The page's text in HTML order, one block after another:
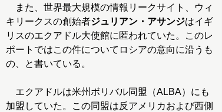
また、世界最大規模の情報リークサイト、ウィ
キリークスの創始者ジュリアン・アサンジはイギ
リスのエクアドル大使館に匿われていた。このレ
ポートではこの件についてロシアの意向に沿うも
の、と書いている。
エクアドルは米州ボリバル同盟（ALBA）にも
加盟していた。この同盟は反アメリカおよび西側